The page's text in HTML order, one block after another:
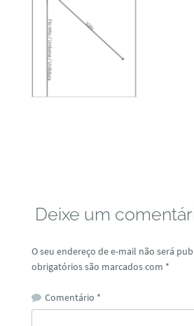
Deixe um
O seu endereço de e-mail não será
obrigatórios são marcados com *
Comentário *